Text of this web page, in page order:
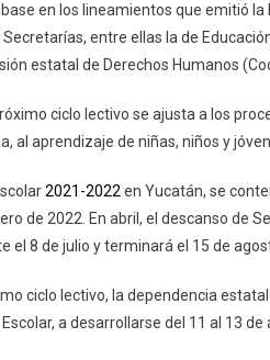
en los lineamientos que emitió
entre ellas la de
estatal de Derechos Humanos
ciclo lectivo se ajusta a los
al aprendizaje de niñas, niños y
‪2021-2022‬ en Yucatán, se
de 2022. En abril, el descanso de
el 8 de julio y terminará el 15 de
ciclo lectivo, la dependencia
a desarrollarse del 11 al 13